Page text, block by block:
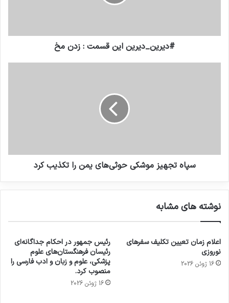
#دیرین_دیرین این قسمت : زدن مخ
سپاه تجهیز موشکی حوثی‌های یمن را تکذیب کرد
نوشته های مشابه
اعلام زمان تعیین تکلیف سفرهای
نوروزی
16 ژوئن 2026
رئیس جمهور در احکام جداگانه‌ای
رئیسان فرهنگستان‌های علوم
پزشکی، علوم و زبان و ادب فارسی را
منصوب کرد.
16 ژوئن 2026